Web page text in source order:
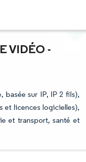
VIDÉO -
basée sur IP, IP 2 fils),
et licences logicielles),
et transport, santé et